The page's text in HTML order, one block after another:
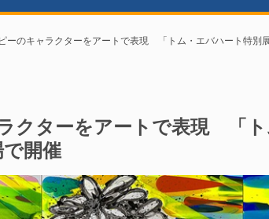
ーのキャラクターをアートで表現 「トム・エバハート特別
クターをアートで表現 「ト
開催